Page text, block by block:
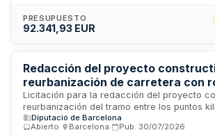
Real Decreto-ley 5/2026. El servicio
en planificación, gestión de expedientes
facultativa de obras, coordinación de
seguimiento administrativo y económico de
PRESUPUESTO
92.341,93 EUR
Redacción del proyecto
reurbanización de carretera con
Vic y Gurb
Licitación para la redacción del proyecto
reurbanización del tramo entre los puntos
y 0+930 de la carretera BV-4601,
rotonda en la calle Once de Septiembre y
Diputació de Barcelona
Abierto
Barcelona Pub. 30/07/2026